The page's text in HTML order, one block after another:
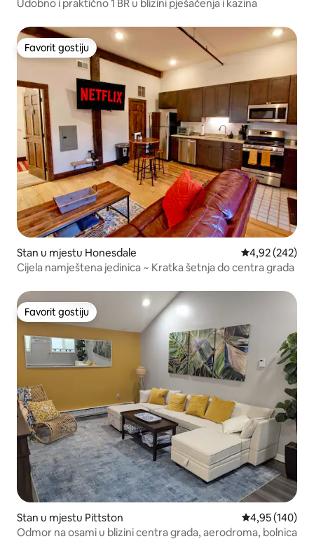
Udobno i praktično 1 BR u blizini pješačenja i kazina
Favorit gostiju
Favorit gostiju
Stan u mjestu Honesdale Prosječna
4,92 (242)
Cijela namještena jedinica ~ Kratka šetnja do centra grada
Favorit gostiju
Favorit gostiju
Stan u mjestu Pittston Prosječna
4,95 (140)
Odmor na osami u blizini centra grada, aerodroma, bolnica